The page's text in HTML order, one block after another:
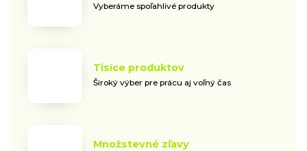
Vyberáme spoľahlivé produkty
Tisíce produktov
Široký výber pre prácu aj voľný čas
Množstevné zľavy